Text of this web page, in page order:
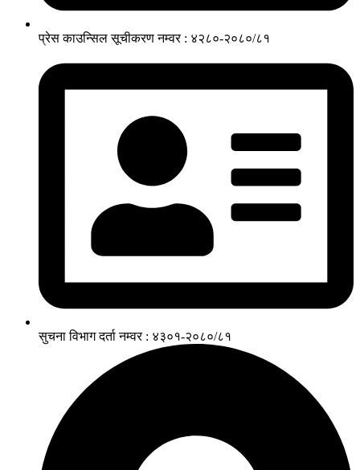
प्रेस काउन्सिल सूचीकरण नम्वर : ४२८०-२०८०/८१
सुचना विभाग दर्ता नम्वर : ४३०१-२०८०/८१